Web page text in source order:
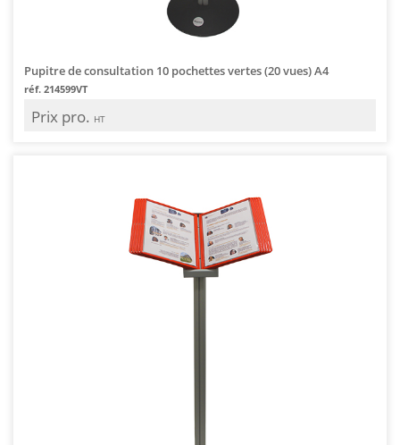
Pupitre de consultation 10 pochettes vertes (20 vues) A4
réf. 214599VT
Prix pro. HT